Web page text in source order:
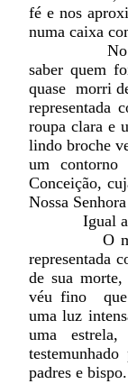
fé e nos
numa caixa
No dia
saber quem
quase morri
representada
roupa clara e
lindo broche
um
Conceição,
Nossa
Igual ao
O mais
representada
de sua
véu fino que
uma luz
uma
padres e bispo.